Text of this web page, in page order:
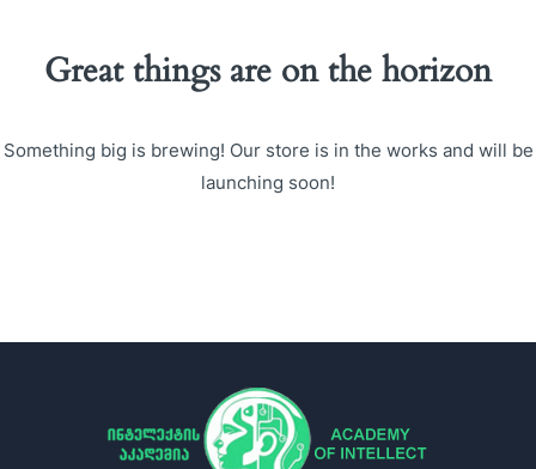
Great things are on the horizon
Something big is brewing! Our store is in the works and will be
launching soon!